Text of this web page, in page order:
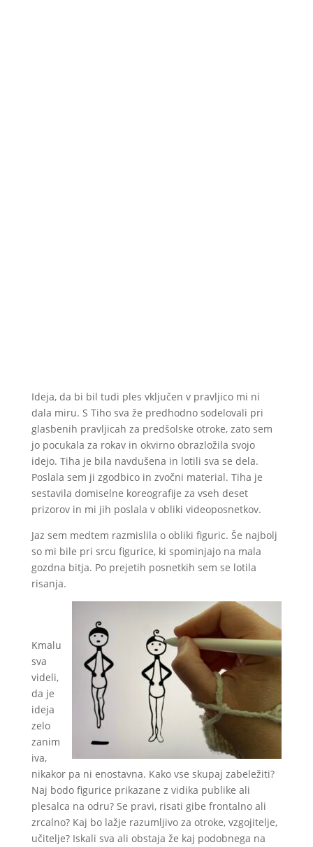
Ideja, da bi bil tudi ples vključen v pravljico mi ni
dala miru. S Tiho sva že predhodno sodelovali pri
glasbenih pravljicah za predšolske otroke, zato sem
jo pocukala za rokav in okvirno obrazložila svojo
idejo. Tiha je bila navdušena in lotili sva se dela.
Poslala sem ji zgodbico in zvočni material. Tiha je
sestavila domiselne koreografije za vseh deset
prizorov in mi jih poslala v obliki videoposnetkov.
Jaz sem medtem razmislila o obliki figuric. Še najbolj
so mi bile pri srcu figurice, ki spominjajo na mala
gozdna bitja. Po prejetih posnetkih sem se lotila
risanja.
Kmalu
sva
videli,
da je
ideja
zelo
zanim
iva,
nikakor pa ni enostavna. Kako vse skupaj zabeležiti?
Naj bodo figurice prikazane z vidika publike ali
plesalca na odru? Se pravi, risati gibe frontalno ali
zrcalno? Kaj bo lažje razumljivo za otroke, vzgojitelje,
učitelje? Iskali sva ali obstaja že kaj podobnega na